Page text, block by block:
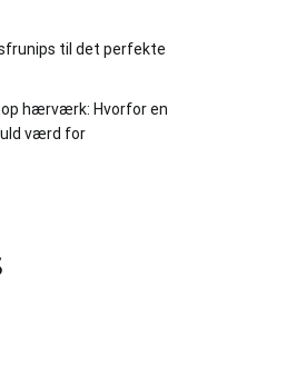
til det perfekte
hærværk: Hvorfor en
værd for